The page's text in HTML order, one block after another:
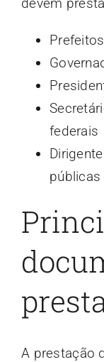
devem
Prefeitos
federais
públicas
A prestação